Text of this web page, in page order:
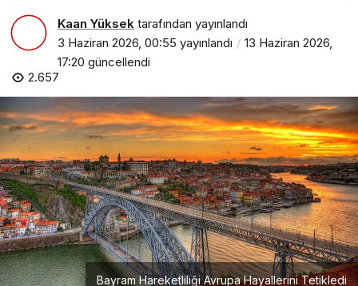
Kaan Yüksek tarafından yayınlandı
3 Haziran 2026, 00:55 yayınlandı
13 Haziran 2026,
17:20 güncellendi
2.657
Bayram Hareketliliği Avrupa Hayallerini Tetikledi